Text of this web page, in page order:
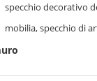
specchio decorativo
mobilia, specchio di